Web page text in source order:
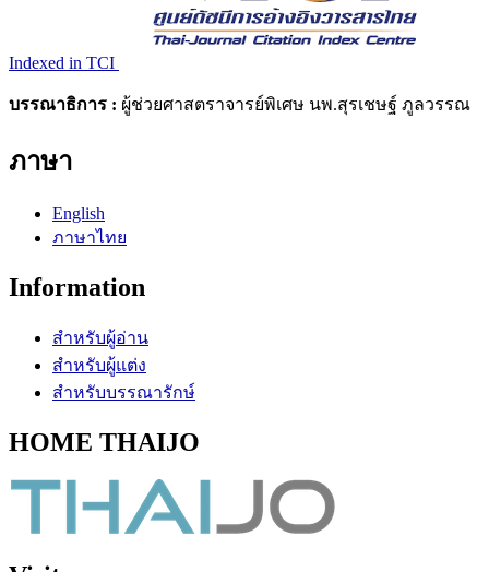
Indexed in TCI
บรรณาธิการ : ผู้ช่วยศาสตราจารย์พิเศษ นพ.สุรเชษฐ์ ภูลวรรณ
ภาษา
English
ภาษาไทย
Information
สำหรับผู้อ่าน
สำหรับผู้แต่ง
สำหรับบรรณารักษ์
HOME THAIJO